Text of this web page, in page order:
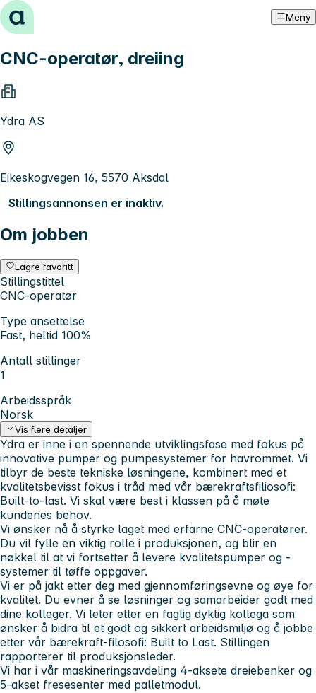
Hopp til innhold Meny
CNC-operatør, dreiing
Ydra AS
Eikeskogvegen 16, 5570 Aksdal
Stillingsannonsen er inaktiv.
Om jobben
Lagre favoritt
Stillingstittel
CNC-operatør
Type ansettelse
Fast, heltid 100%
Antall stillinger
1
Arbeidsspråk
Norsk
Vis flere detaljer
Ydra er inne i en spennende utviklingsfase med fokus på
innovative pumper og pumpesystemer for havrommet. Vi
tilbyr de beste tekniske løsningene, kombinert med et
kvalitetsbevisst fokus i tråd med vår bærekraftsfiliosofi:
Built-to-last. Vi skal være best i klassen på å møte
kundenes behov.
Vi ønsker nå å styrke laget med erfarne CNC-operatører.
Du vil fylle en viktig rolle i produksjonen, og blir en
nøkkel til at vi fortsetter å levere kvalitetspumper og -
systemer til tøffe oppgaver.
Vi er på jakt etter deg med gjennomføringsevne og øye for
kvalitet. Du evner å se løsninger og samarbeider godt med
dine kolleger. Vi leter etter en faglig dyktig kollega som
ønsker å bidra til et godt og sikkert arbeidsmiljø og å jobbe
etter vår bærekraft-filosofi: Built to Last. Stillingen
rapporterer til produksjonsleder.
Vi har i vår maskineringsavdeling 4-aksete dreiebenker og
5-akset fresesenter med palletmodul.